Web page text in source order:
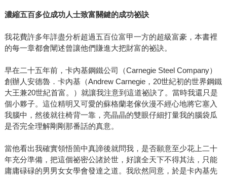
濃縮五百多位成功人士致富關鍵的成功祕訣
我花費許多年詳盡分析超過五百位富甲一方的超級富豪，本書裡
的每一章都會闡述曾讓他們賺進大把財富的祕訣。
早在二十五年前，卡內基鋼鐵公司（Carnegie Steel Company）
創辦人安德魯．卡內基（Andrew Carnegie，20世紀初的世界鋼鐵
大王兼20世紀首富。）就讓我注意到這道祕訣了。當時我還只是
個小夥子。這位精明又可愛的蘇格蘭老傢伙漫不經心地將它塞入
我腦中，然後就往椅背一靠，亮晶晶的雙眼仔細打量我的腦袋瓜
是否完全理解剛剛那番話的真意。
當他看出我確實領悟箇中真諦後就問我，是否願意至少花上二十
年充分準備，把這個祕密公諸於世，好讓全天下不得其法，只能
庸庸碌碌的男男女女學會發達之道。我欣然同意，於是卡內基先